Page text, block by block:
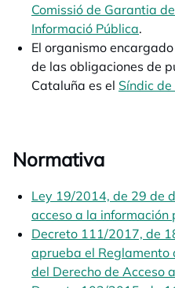
Comissió de Garantia
Informació Públicase
.
El organismo
de las obligaciones de
Cataluña es el Síndic
Normativa
Ley 19/2014, de 29 de
acceso a la información
Decreto 111/2017, de
aprueba el Reglamento
del Derecho de Acceso